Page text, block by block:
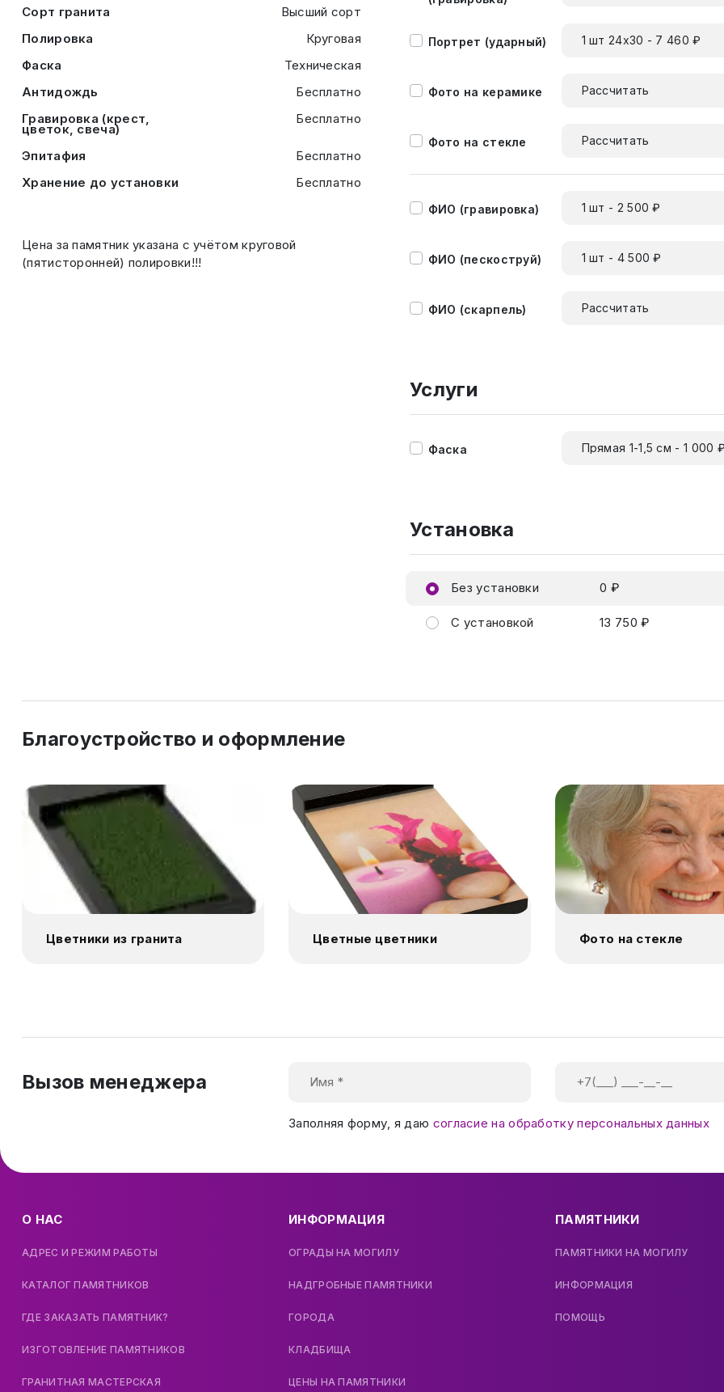
Сорт гранита
Высший сорт
Полировка
Круговая
Фаска
Техническая
Антидождь
Бесплатно
Гравировка (крест,
цветок, свеча)
Бесплатно
Эпитафия
Бесплатно
Хранение до установки
Бесплатно
Цена за памятник указана с учётом круговой
(пятисторонней) полировки!!!
Портрет (ударный) 1 шт 24х30 - 7 460 ₽
Фото на керамике Рассчитать
Фото на стекле Рассчитать
ФИО (гравировка) 1 шт - 2 500 ₽
ФИО (пескоструй) 1 шт - 4 500 ₽
ФИО (скарпель) Рассчитать
Услуги
Фаска Прямая 1-1,5 см - 1 000
Установка
Без установки 0 ₽
С установкой 13 750 ₽
Благоустройство и оформление
Цветники из гранита Цветные цветники Фото на стекле
Вызов менеджера
Заполняя форму, я даю согласие на обработку персональных данных
О НАС
АДРЕС И РЕЖИМ РАБОТЫ
КАТАЛОГ ПАМЯТНИКОВ
ГДЕ ЗАКАЗАТЬ ПАМЯТНИК?
ИЗГОТОВЛЕНИЕ ПАМЯТНИКОВ
ГРАНИТНАЯ МАСТЕРСКАЯ
ИНФОРМАЦИЯ
ОГРАДЫ НА МОГИЛУ
НАДГРОБНЫЕ ПАМЯТНИКИ
ГОРОДА
КЛАДБИЩА
ЦЕНЫ НА ПАМЯТНИКИ
ПАМЯТНИКИ
ПАМЯТНИКИ НА МОГИЛУ
ИНФОРМАЦИЯ
ПОМОЩЬ